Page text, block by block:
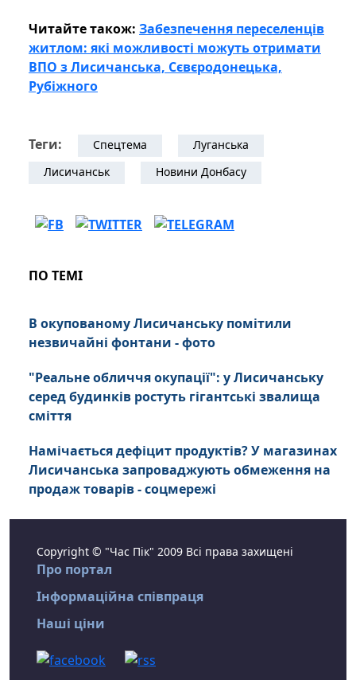
Читайте також: Забезпечення переселенців
житлом: які можливості можуть отримати
ВПО з Лисичанська, Сєвєродонецька,
Рубіжного
Теги: Спецтема
Луганська
Лисичанськ
Новини Донбасу
ПО ТЕМІ
В окупованому Лисичанську помітили
незвичайні фонтани - фото
"Реальне обличчя окупації": у Лисичанську
серед будинків ростуть гігантські звалища
сміття
Намічається дефіцит продуктів? У магазинах
Лисичанська запроваджують обмеження на
продаж товарів - соцмережі
Copyright © "Час Пік" 2009 Всі права захищені
Про портал
Інформаційна співпраця
Наші ціни